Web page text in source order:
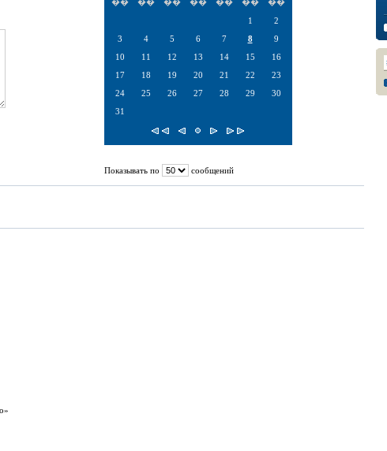
1
2
3
4 5 6 7 8
9
10
11 12 13 14 15
16
17
18 19 20 21 22
23
24
25 26 27 28 29
30
31
Показывать по сообщений